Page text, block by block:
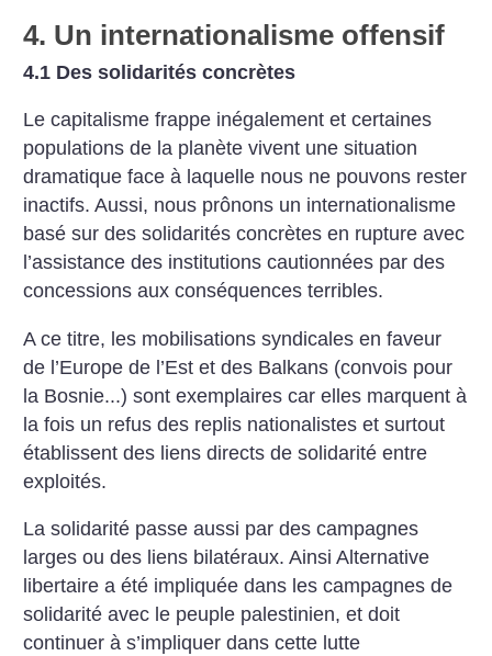
4. Un internationalisme offensif
4.1 Des solidarités concrètes
Le capitalisme frappe inégalement et certaines
populations de la planète vivent une situation
dramatique face à laquelle nous ne pouvons rester
inactifs. Aussi, nous prônons un internationalisme
basé sur des solidarités concrètes en rupture avec
l’assistance des institutions cautionnées par des
concessions aux conséquences terribles.
A ce titre, les mobilisations syndicales en faveur
de l’Europe de l’Est et des Balkans (convois pour
la Bosnie...) sont exemplaires car elles marquent à
la fois un refus des replis nationalistes et surtout
établissent des liens directs de solidarité entre
exploités.
La solidarité passe aussi par des campagnes
larges ou des liens bilatéraux. Ainsi Alternative
libertaire a été impliquée dans les campagnes de
solidarité avec le peuple palestinien, et doit
continuer à s’impliquer dans cette lutte